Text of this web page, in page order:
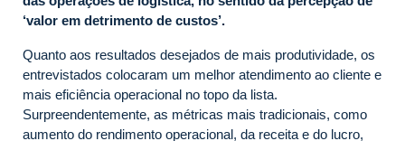
‘valor em detrimento de custos’.
Quanto aos resultados desejados de mais produtividade, os
entrevistados colocaram um melhor atendimento ao cliente e
mais eficiência operacional no topo da lista.
Surpreendentemente, as métricas mais tradicionais, como
aumento do rendimento operacional, da receita e do lucro,